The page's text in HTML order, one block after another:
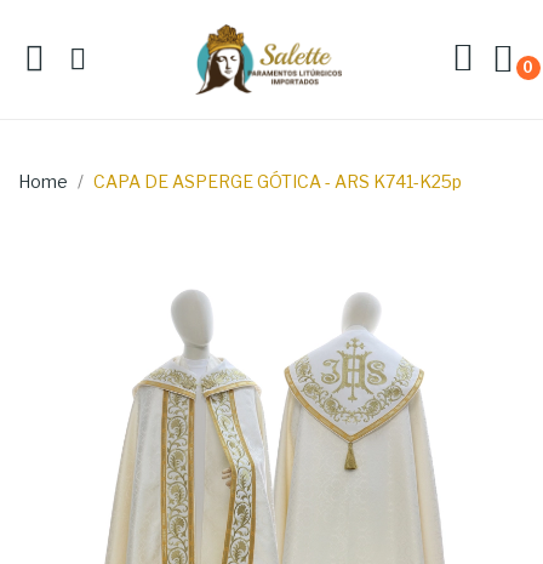
0
Home CAPA DE ASPERGE GÓTICA - ARS K741-K25p